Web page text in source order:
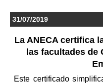
31/07/2019
La ANECA certifica
las facultades de
Este certificado